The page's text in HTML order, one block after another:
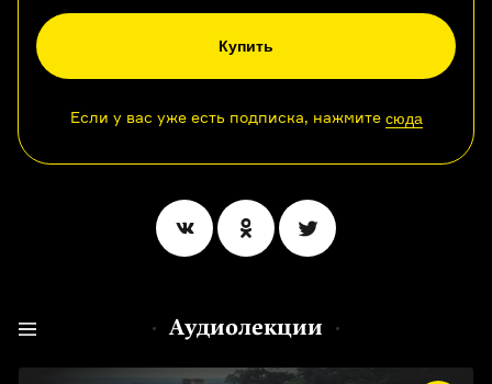
Купить
Если у вас уже есть подписка, нажмите сюда
Аудиолекции